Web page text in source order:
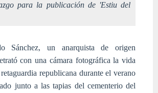
para la publicación de 'Estiu del
Sánchez, un anarquista de origen
con una cámara fotográfica la vida
republicana durante el verano
junto a las tapias del cementerio del